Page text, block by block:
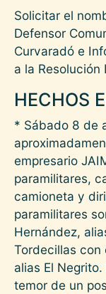
Solicitar el
Defensor
Curvaradó e
a la
HECHOS
* Sábado 8 de
empresario
paramilitares,
camioneta y
paramilitares
Hernández,
Tordecillas con
alias El
temor de un